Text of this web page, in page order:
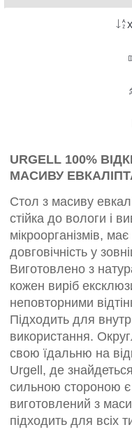
URGELL 100%
МАСИВУ
Стол з масиву
стійка до вологи і
мікроорганізмів, має
довговічність у
Виготовлено з
кожен виріб
неповторними
Підходить для
використання.
свою їдальню на
Urgell, де
сильною стороною є
виготовлений з
підходить для всіх